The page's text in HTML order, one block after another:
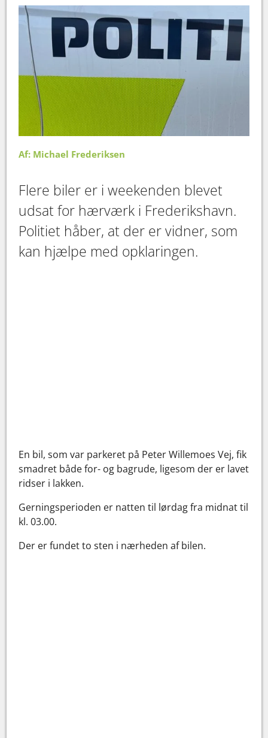
Af: Michael Frederiksen
Flere biler er i weekenden blevet
udsat for hærværk i Frederikshavn.
Politiet håber, at der er vidner, som
kan hjælpe med opklaringen.
En bil, som var parkeret på Peter Willemoes Vej, fik
smadret både for- og bagrude, ligesom der er lavet
ridser i lakken.
Gerningsperioden er natten til lørdag fra midnat til
kl. 03.00.
Der er fundet to sten i nærheden af bilen.